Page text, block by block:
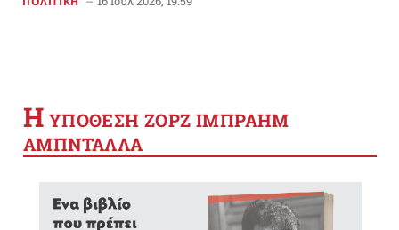
Η YΠΟΘΕΣΗ ΖΟΡΖ ΙΜΠΡΑΗΜ
ΑΜΠΝΤΑΛΛΑ